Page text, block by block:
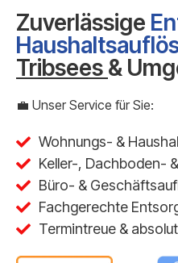
Zuverlässige
Tribsees &
💼 Unser Service für Sie:
Wohnungs- &
Keller-, Dachboden-
Büro- &
Fachgerechte
Termintreue &